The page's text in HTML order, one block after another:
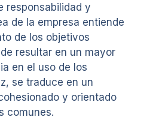
responsabilidad y
de la empresa entiende
de los objetivos
resultar en un mayor
en el uso de los
se traduce en un
y orientado
comunes.